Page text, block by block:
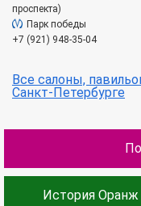
проспекта)
Парк победы
+7 (921) 948-35-04
Все салоны,
Санкт-Петербурге
История Оранж